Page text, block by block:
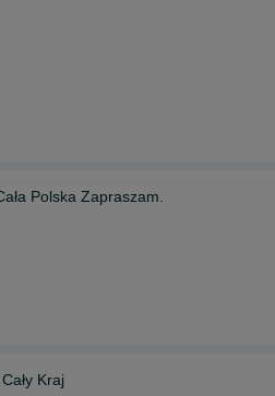
Polska Zapraszam.
Kraj